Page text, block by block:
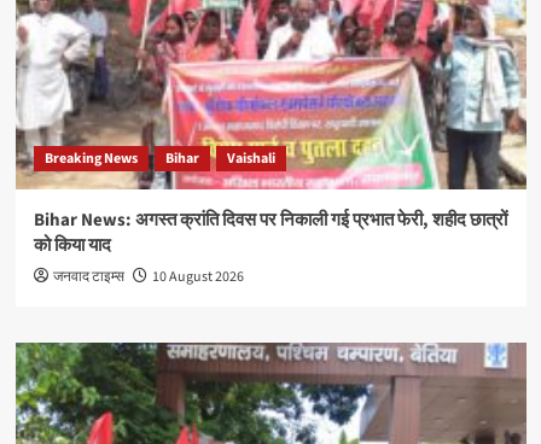
Breaking News Bihar Vaishali
Bihar News: अगस्त क्रांति दिवस पर निकाली गई प्रभात फेरी, शहीद छात्रों
को किया याद
जनवाद टाइम्स 10 August 2026